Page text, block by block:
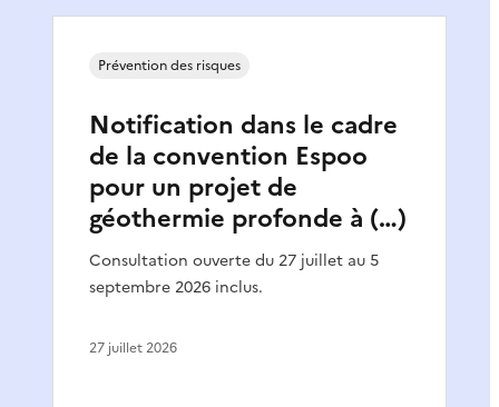
Notification dans le cadre
de la convention Espoo
pour un projet de
géothermie profonde à (…)
Consultation ouverte du 27 juillet au 5
septembre 2026 inclus.
Prévention des risques
27 juillet 2026